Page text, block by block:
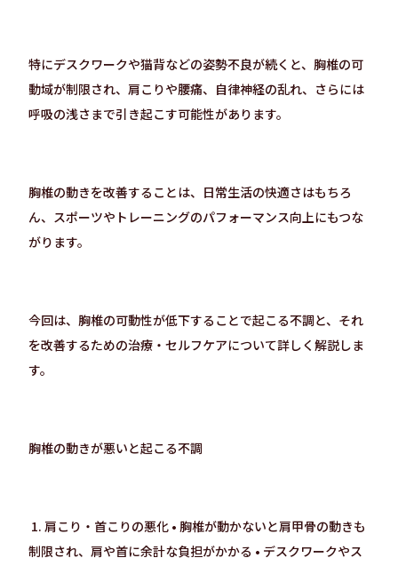
特にデスクワークや猫背などの姿勢不良が続くと、胸椎の可
動域が制限され、肩こりや腰痛、自律神経の乱れ、さらには
呼吸の浅さまで引き起こす可能性があります。
胸椎の動きを改善することは、日常生活の快適さはもちろ
ん、スポーツやトレーニングのパフォーマンス向上にもつな
がります。
今回は、胸椎の可動性が低下することで起こる不調と、それ
を改善するための治療・セルフケアについて詳しく解説しま
す。
胸椎の動きが悪いと起こる不調
1. 肩こり・首こりの悪化 • 胸椎が動かないと肩甲骨の動きも
制限され、肩や首に余計な負担がかかる • デスクワークやス